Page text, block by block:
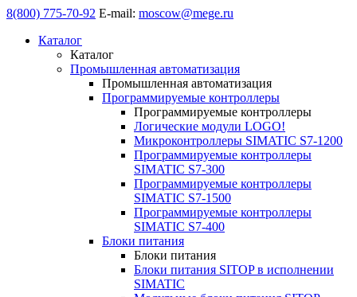
8(800) 775-70-92 E-mail: moscow@mege.ru
Каталог
Каталог
Промышленная автоматизация
Промышленная автоматизация
Программируемые контроллеры
Программируемые контроллеры
Логические модули LOGO!
Микроконтроллеры SIMATIC S7-1200
Программируемые контроллеры
SIMATIC S7-300
Программируемые контроллеры
SIMATIC S7-1500
Программируемые контроллеры
SIMATIC S7-400
Блоки питания
Блоки питания
Блоки питания SITOP в исполнении
SIMATIC